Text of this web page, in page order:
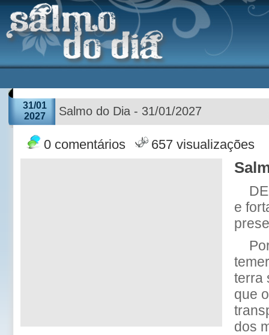
31/01
2027
Salmo do Dia - 31/01/2027
0 comentários 657 visualizações
e
terra
que
dos